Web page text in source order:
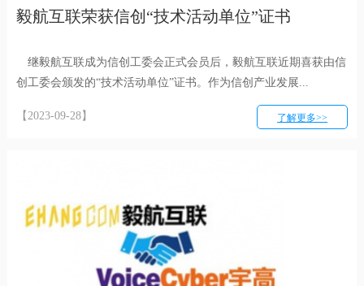
毅航互联荣获信创“技术活动单位”证书
继毅航互联成为信创工委会正式会员后，毅航互联近期喜获由信
创工委会颁发的“技术活动单位”证书。作为信创产业发展...
【2023-09-28】 了解更多>>